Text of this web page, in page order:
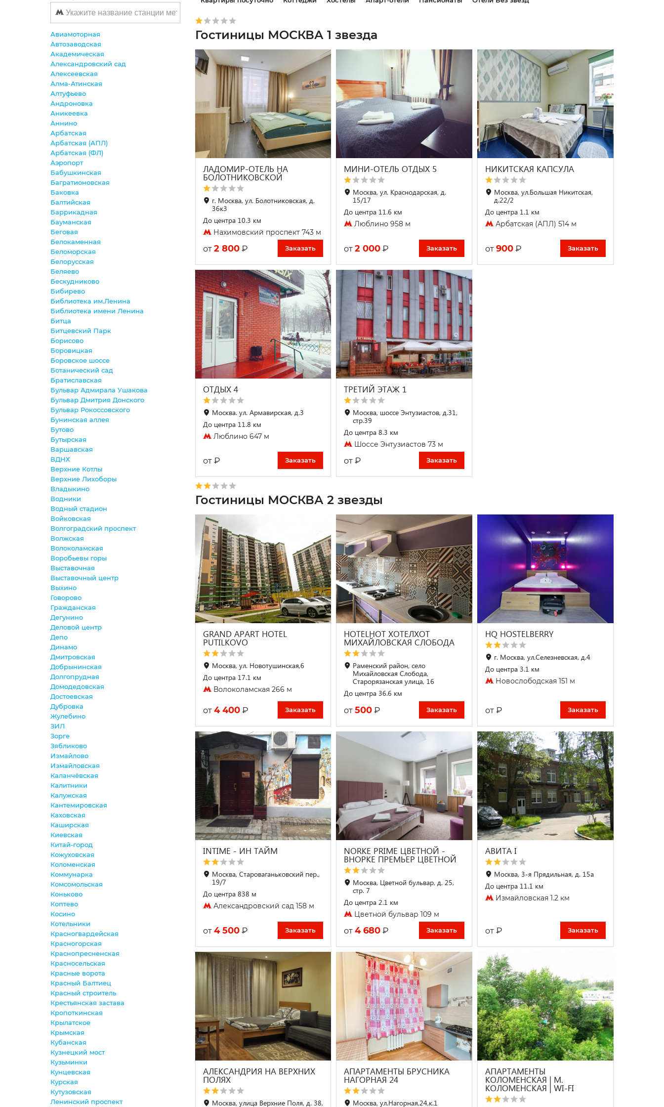
Гостиницы МОСКВА 1 звезда
ЛАДОМИР-ОТЕЛЬ НА
БОЛОТНИКОВСКОЙ
г. Москва, ул. Болотниковская, д.
36к3
До центра 10.3 км
Нахимовский проспект 743 м
от 2 800 ₽ Заказать
МИНИ-ОТЕЛЬ ОТДЫХ 5
Москва, ул. Краснодарская, д.
15/17
До центра 11.6 км
Люблино 958 м
от2 000 ₽ Заказать
НИКИТСКАЯ КАПСУЛА
Москва, ул.Большая Никитская,
д.22/2
До центра 1.1 км
Арбатская (АПЛ) 514 м
от900 ₽ Заказать
ОТДЫХ 4
Москва. ул. Армавирская, д.3
До центра 11.8 км
Люблино 647 м
от ₽ Заказать
ТРЕТИЙ ЭТАЖ 1
Москва, шоссе Энтузиастов, д.31,
стр.39
До центра 8.3 км
Шоссе Энтузиастов 73 м
от₽ Заказать
Гостиницы МОСКВА 2 звезды
GRAND APART HOTEL
PUTILKOVO
Москва, ул. Новотушинская,6
До центра 17.1 км
Волоколамская 266 м
от 4 400 ₽ Заказать
HOTELHOT ХОТЕЛХОТ
МИХАЙЛОВСКАЯ СЛОБОДА
Раменский район, село
Михайловская Слобода,
Старорязанская улица, 16
До центра 36.6 км
от500 ₽ Заказать
HQ HOSTELBERRY
г. Москва, ул.Селезневская, д.4
До центра 3.1 км
Новослободская 151 м
от₽ Заказать
INTIME - ИН ТАЙМ
Москва, Староваганьковский пер.,
19/7
До центра 838 м
Александровский сад 158 м
от 4 500 ₽ Заказать
NORKE PRIME ЦВЕТНОЙ -
ВНОРКЕ ПРЕМЬЕР ЦВЕТНОЙ
Москва, Цветной бульвар, д. 25,
стр. 7
До центра 2.1 км
Цветной бульвар 109 м
от4 680 ₽ Заказать
АВИТА I
Москва, 3-я Прядильная, д. 15а
До центра 11.1 км
Измайловская 1.2 км
от₽ Заказать
АЛЕКСАНДРИЯ НА ВЕРХНИХ
ПОЛЯХ
Москва, улица Верхние Поля, д. 38,
АПАРТАМЕНТЫ БРУСНИКА
НАГОРНАЯ 24
Москва, ул.Нагорная,24,к.1
АПАРТАМЕНТЫ
КОЛОМЕНСКАЯ | М.
КОЛОМЕНСКАЯ | WI-FI
Авиамоторная
Автозаводская
Академическая
Александровский сад
Алексеевская
Алма-Атинская
Алтуфьево
Андроновка
Аникеевка
Аннино
Арбатская
Арбатская (АПЛ)
Арбатская (ФЛ)
Аэропорт
Бабушкинская
Багратионовская
Баковка
Балтийская
Баррикадная
Бауманская
Беговая
Белокаменная
Беломорская
Белорусская
Беляево
Бескудниково
Бибирево
Библиотека им.Ленина
Библиотека имени Ленина
Битца
Битцевский Парк
Борисово
Боровицкая
Боровское шоссе
Ботанический сад
Братиславская
Бульвар Адмирала Ушакова
Бульвар Дмитрия Донского
Бульвар Рокоссовского
Бунинская аллея
Бутово
Бутырская
Варшавская
ВДНХ
Верхние Котлы
Верхние Лихоборы
Владыкино
Водники
Водный стадион
Войковская
Волгоградский проспект
Волжская
Волоколамская
Воробьевы горы
Выставочная
Выставочный центр
Выхино
Говорово
Гражданская
Дегунино
Деловой центр
Депо
Динамо
Дмитровская
Добрынинская
Долгопрудная
Домодедовская
Достоевская
Дубровка
Жулебино
ЗИЛ
Зорге
Зябликово
Измайлово
Измайловская
Каланчёвская
Калитники
Калужская
Кантемировская
Каховская
Каширская
Киевская
Китай-город
Кожуховская
Коломенская
Коммунарка
Комсомольская
Коньково
Коптево
Косино
Котельники
Красногвардейская
Красногорская
Краснопресненская
Красносельская
Красные ворота
Красный Балтиец
Красный строитель
Крестьянская застава
Кропоткинская
Крылатское
Крымская
Кубанская
Кузнецкий мост
Кузьминки
Кунцевская
Курская
Кутузовская
Ленинский проспект